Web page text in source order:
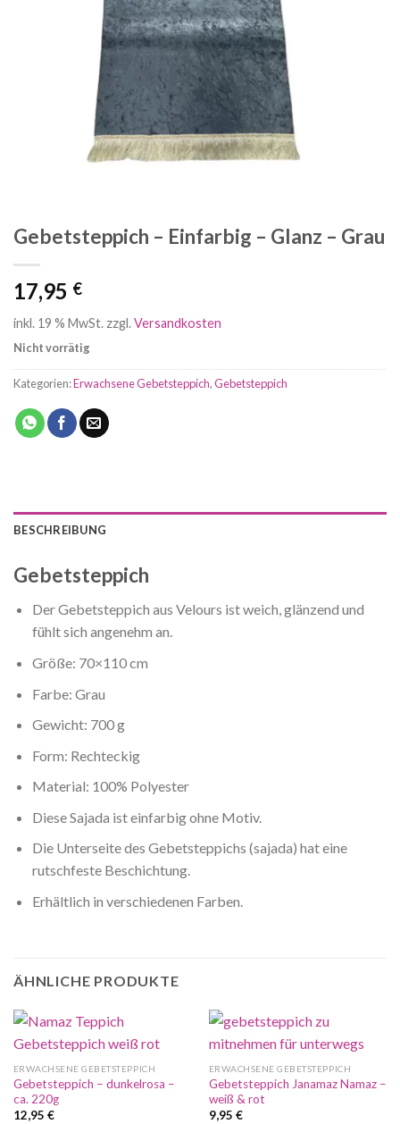
Gebetsteppich – Einfarbig – Glanz – Grau
17,95 €
inkl. 19 % MwSt. zzgl.Versandkosten
Nicht vorrätig
Kategorien:Erwachsene Gebetsteppich,Gebetsteppich
BESCHREIBUNG
Gebetsteppich
Der Gebetsteppich aus Velours ist weich, glänzend und
fühlt sich angenehm an.
Größe: 70×110 cm
Farbe: Grau
Gewicht: 700 g
Form: Rechteckig
Material: 100% Polyester
Diese Sajada ist einfarbig ohne Motiv.
Die Unterseite des Gebetsteppichs (sajada) hat eine
rutschfeste Beschichtung.
Erhältlich in verschiedenen Farben.
ÄHNLICHE PRODUKTE
ERWACHSENE GEBETSTEPPICH
Gebetsteppich – dunkelrosa –
ca. 220g
12,95 €
ERWACHSENE GEBETSTEPPICH
Gebetsteppich Janamaz Namaz –
weiß & rot
9,95 €